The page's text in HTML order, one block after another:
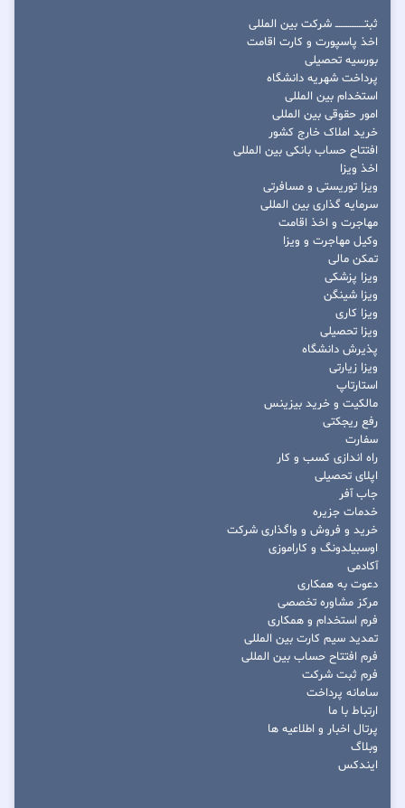
ثبتــــــــــــــــ شرکت بین المللی
اخذ پاسپورت و کارت اقامت
بورسیه تحصیلی
پرداخت شهریه دانشگاه
استخدام بین المللی
امور حقوقی بین المللی
خرید املاک خارج کشور
افتتاح حساب بانکی بین المللی
اخذ ویزا
ویزا توریستی و مسافرتی
سرمایه گذاری بین المللی
مهاجرت و اخذ اقامت
وکیل مهاجرت و ویزا
تمکن مالی
ویزا پزشکی
ویزا شینگن
ویزا کاری
ویزا تحصیلی
پذیرش دانشگاه
ویزا زیارتی
استارتاپ
مالکیت و خرید بیزینس
رفع ریجکتی
سفارت
راه اندازی کسب و کار
اپلای تحصیلی
جاب آفر
خدمات جزیره
خرید و فروش و واگذاری شرکت
اوسبیلدونگ و کاراموزی
آکادمی
دعوت به همکاری
مرکز مشاوره تخصصی
فرم استخدام و همکاری
تمدید سیم کارت بین المللی
فرم افتتاح حساب بین المللی
فرم ثبت شرکت
سامانه پرداخت
ارتباط با ما
پرتال اخبار و اطلاعیه ها
وبلاگ
ایندکس